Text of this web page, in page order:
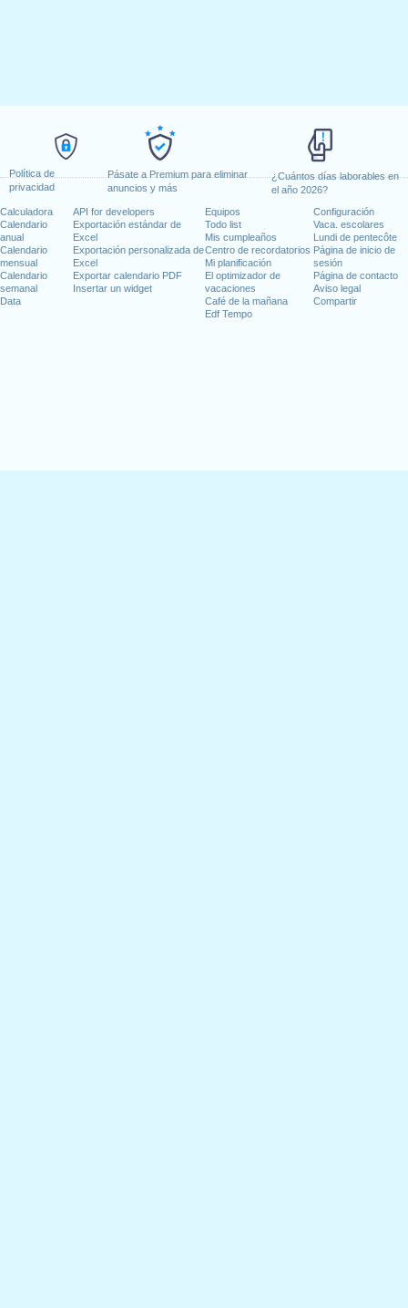
Política de
privacidad
Pásate a Premium para eliminar
anuncios y más
¿Cuántos días laborables en
el año 2026?
Calculadora
Calendario
anual
Calendario
mensual
Calendario
semanal
Data
API for developers
Exportación estándar de
Excel
Exportación personalizada de
Excel
Exportar calendario PDF
Insertar un widget
Equipos
Todo list
Mis cumpleaños
Centro de recordatorios
Mi planificación
El optimizador de
vacaciones
Café de la mañana
Edf Tempo
Configuración
Vaca. escolares
Lundi de pentecôte
Página de inicio de
sesión
Página de contacto
Aviso legal
Compartir